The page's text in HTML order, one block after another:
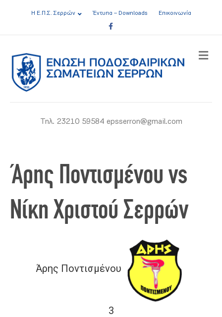
Η Ε.Π.Σ. Σερρών Έντυπα – Downloads
Επικοινωνία
Facebook
Τηλ. 23210 59584 epsserron@gmail.com
Άρης Ποντισμένου vs
Νίκη Χριστού Σερρών
Άρης Ποντισμένου
3